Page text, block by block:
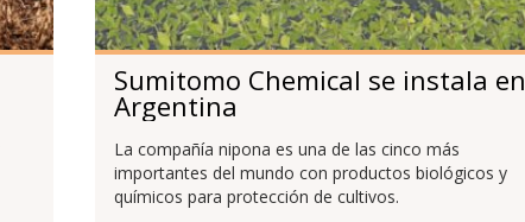
Sumitomo Chemical se instala en
Argentina
La compañía nipona es una de las cinco más
importantes del mundo con productos biológicos y
químicos para protección de cultivos.